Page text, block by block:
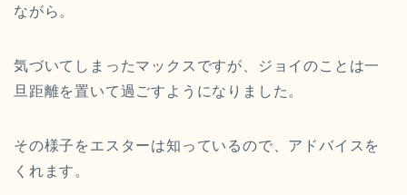
ながら。
気づいてしまったマックスですが、ジョイのことは一
旦距離を置いて過ごすようになりました。
その様子をエスターは知っているので、アドバイスを
くれます。